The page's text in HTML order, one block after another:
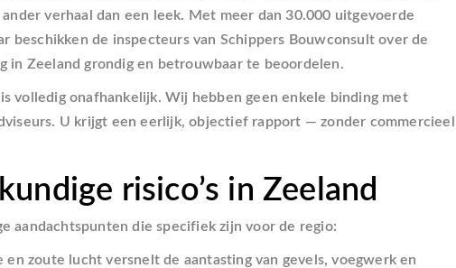
verhaal dan een leek. Met meer dan 30.000 uitgevoerde
beschikken de inspecteurs van Schippers Bouwconsult over de
in Zeeland grondig en betrouwbaar te beoordelen.
volledig onafhankelijk. Wij hebben geen enkele binding met
U krijgt een eerlijk, objectief rapport — zonder commercieel
risico’s in Zeeland
aandachtspunten die specifiek zijn voor de regio:
en zoute lucht versnelt de aantasting van gevels, voegwerk en